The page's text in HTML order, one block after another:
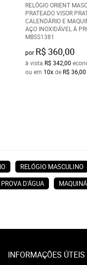
RELÓGIO ORIENT
PRATEADO VISOR
CALENDÁRIO E
AÇO INOXIDÁVEL Á
MBSS1381
por R$ 360,00
à vista R$ 342,00
ou em 10xde R$ 36,00
RELÓGIO MASCULINO
D'ÁGUA
INFORMAÇÕES ÚTEIS